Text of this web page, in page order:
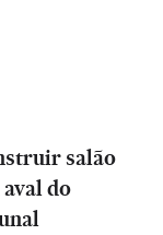
salão
do